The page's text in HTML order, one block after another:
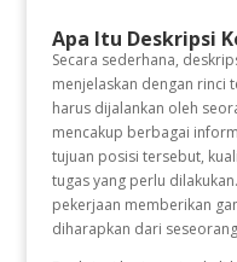
Apa Itu Deskripsi
Secara sederhana,
menjelaskan dengan rinci
harus dijalankan oleh
mencakup berbagai
tujuan posisi tersebut,
tugas yang perlu
pekerjaan memberikan
diharapkan dari